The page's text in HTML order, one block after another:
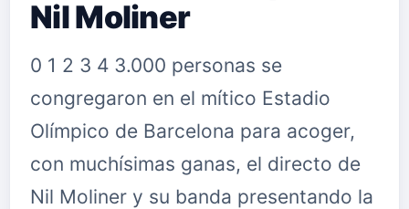
Nil Moliner
0 1 2 3 4 3.000 personas se
congregaron en el mítico Estadio
Olímpico de Barcelona para acoger,
con muchísimas ganas, el directo de
Nil Moliner y su banda presentando la